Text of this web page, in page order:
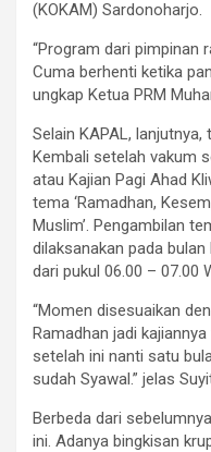
(KOKAM) Sardonoharjo.
“Program dari pimpinan
Cuma berhenti ketika
ungkap Ketua PRM
Selain KAPAL,
Kembali setelah vakum
atau Kajian Pagi Ahad
tema ‘Ramadhan,
Muslim’. Pengambilan
dilaksanakan pada
dari pukul 06.00 – 07.00
“Momen disesuaikan
Ramadhan jadi
setelah ini nanti satu
sudah Syawal.” jelas
Berbeda dari
ini. Adanya bingkisan